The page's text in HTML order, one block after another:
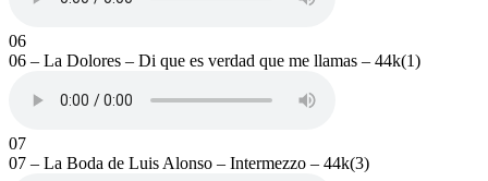
06
06 – La Dolores – Di que es verdad que me llamas – 44k(1)
07
07 – La Boda de Luis Alonso – Intermezzo – 44k(3)